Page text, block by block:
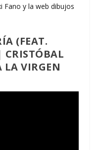
Fano y la web dibujos
(FEAT.
CRISTÓBAL
LA VIRGEN